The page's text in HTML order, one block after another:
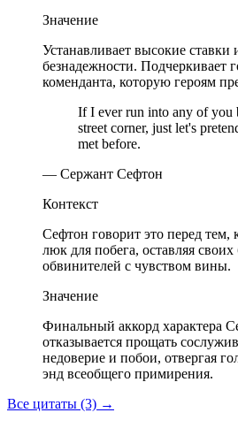
Значение
Устанавливает высокие ставки
безнадежности. Подчеркивает
коменданта, которую героям
If I ever run into any of you
street corner, just let's
met before.
— Сержант Сефтон
Контекст
Сефтон говорит это перед тем,
люк для побега, оставляя
обвинителей с чувством вины.
Значение
Финальный аккорд характера
отказывается прощать
недоверие и побои, отвергая
энд всеобщего примирения.
Все цитаты (3) →